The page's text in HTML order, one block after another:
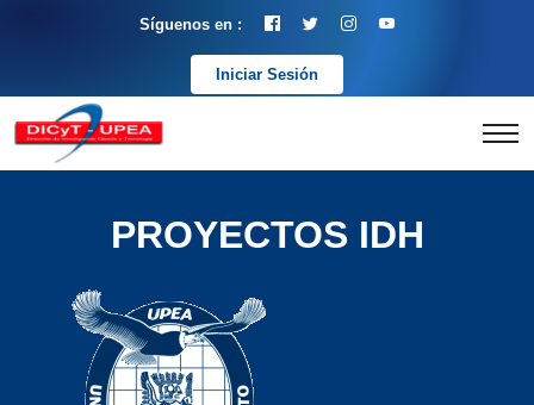
Síguenos en :
Iniciar Sesión
PROYECTOS IDH